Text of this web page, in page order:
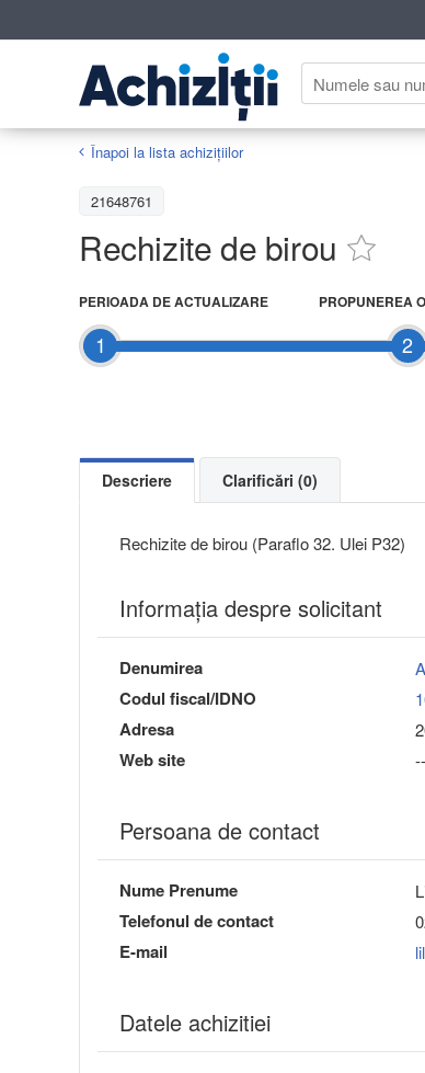
Înapoi la lista achiziţiilor
21648761
Rechizite de birou
1
PERIOADA DE ACTUALIZARE
2
PROPUNEREA
Descriere Clarificări (0)
Rechizite de birou (Paraflo 32. Ulei P32)
Informaţia despre solicitant
Denumirea
Codul fiscal/IDNO
Adresa
Web site
Persoana de contact
Nume Prenume
Telefonul de contact
E-mail
Datele achizitiei